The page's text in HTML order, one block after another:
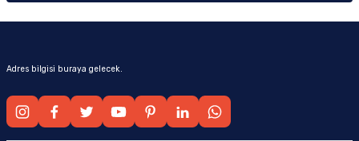
Adres bilgisi buraya gelecek.